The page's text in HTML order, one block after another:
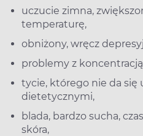
uczucie zimna,
temperaturę,
obniżony, wręcz
problemy z
tycie, którego nie da się
dietetycznymi,
blada, bardzo sucha,
skóra,